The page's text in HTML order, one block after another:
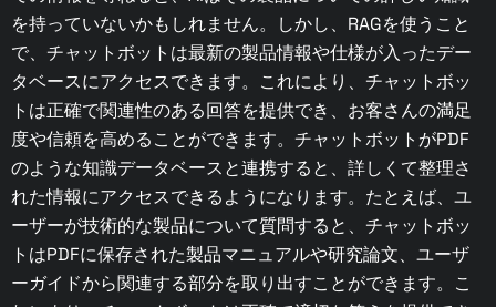
を持っていないかもしれません。しかし、RAGを使うこと
で、チャットボットは最新の製品情報や仕様が入ったデー
タベースにアクセスできます。これにより、チャットボッ
トは正確で関連性のある回答を提供でき、お客さんの満足
度や信頼を高めることができます。チャットボットがPDF
のような知識データベースと連携すると、詳しくて整理さ
れた情報にアクセスできるようになります。たとえば、ユ
ーザーが技術的な製品について質問すると、チャットボッ
トはPDFに保存された製品マニュアルや研究論文、ユーザ
ーガイドから関連する部分を取り出すことができます。こ